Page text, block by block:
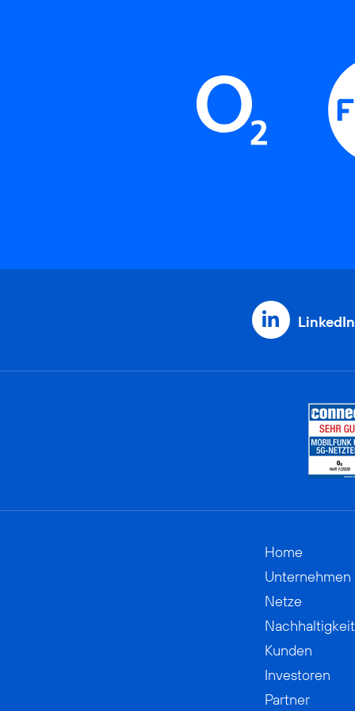
LinkedIn
Home
Unternehmen
Netze
Nachhaltigkeit
Kunden
Investoren
Partner